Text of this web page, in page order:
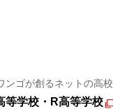
ンゴが創るネットの高校
等学校・R高等学校